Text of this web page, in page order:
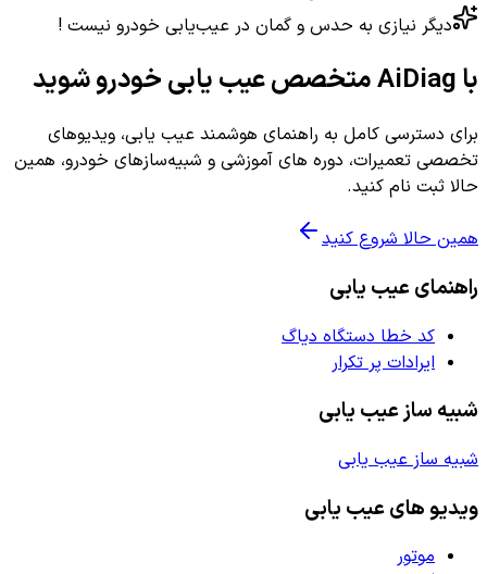
دیگر نیازی به حدس و گمان در عیب‌یابی خودرو نیست !
با AiDiag متخصص عیب یابی خودرو شوید
برای دسترسی کامل به راهنمای هوشمند عیب یابی، ویدیوهای
تخصصی تعمیرات، دوره های آموزشی و شبیه‌سازهای خودرو، همین
حالا ثبت نام کنید.
همین حالا شروع کنید
راهنمای عیب یابی
کد خطا دستگاه دیاگ
ایرادات پر تکرار
شبیه ساز عیب یابی
شبیه ساز عیب یابی
ویدیو های عیب یابی
موتور